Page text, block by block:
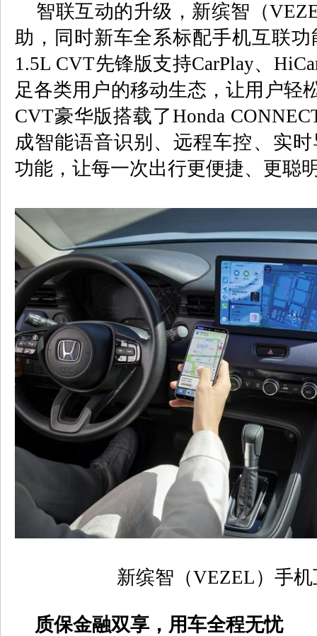
智联互动的升级，新缤智（
助，同时新车全系标配手机互联功
1.5L CVT先锋版支持CarPlay、
足各类用户的移动生态，让用户轻
CVT豪华版搭载了Honda
成智能语音识别、远程车控、实
功能，让每一次出行更便捷、更聪
新缤智（VEZEL ）手
质保金融双享，用车全程无忧